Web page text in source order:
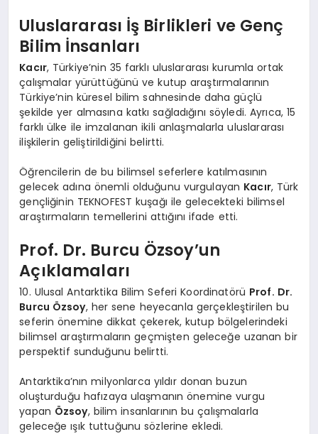
Uluslararası İş Birlikleri ve Genç
Bilim İnsanları
Kacır, Türkiye’nin 35 farklı uluslararası kurumla ortak
çalışmalar yürüttüğünü ve kutup araştırmalarının
Türkiye’nin küresel bilim sahnesinde daha güçlü
şekilde yer almasına katkı sağladığını söyledi. Ayrıca, 15
farklı ülke ile imzalanan ikili anlaşmalarla uluslararası
ilişkilerin geliştirildiğini belirtti.
Öğrencilerin de bu bilimsel seferlere katılmasının
gelecek adına önemli olduğunu vurgulayan Kacır, Türk
gençliğinin TEKNOFEST kuşağı ile gelecekteki bilimsel
araştırmaların temellerini attığını ifade etti.
Prof. Dr. Burcu Özsoy’un
Açıklamaları
10. Ulusal Antarktika Bilim Seferi Koordinatörü Prof. Dr.
Burcu Özsoy, her sene heyecanla gerçekleştirilen bu
seferin önemine dikkat çekerek, kutup bölgelerindeki
bilimsel araştırmaların geçmişten geleceğe uzanan bir
perspektif sunduğunu belirtti.
Antarktika’nın milyonlarca yıldır donan buzun
oluşturduğu hafızaya ulaşmanın önemine vurgu
yapan Özsoy, bilim insanlarının bu çalışmalarla
geleceğe ışık tuttuğunu sözlerine ekledi.